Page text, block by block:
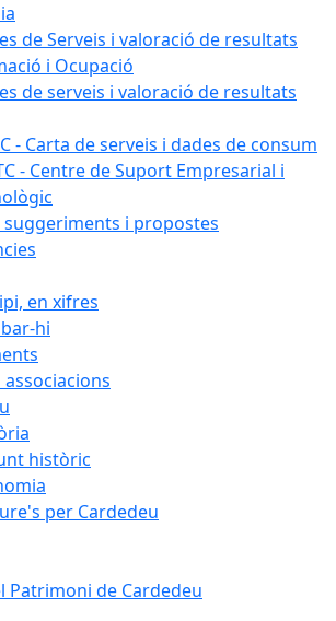
de Serveis i valoració de resultats
i Ocupació
de serveis i valoració de resultats
- Carta de serveis i dades de consum
- Centre de Suport Empresarial i
suggeriments i propostes
en xifres
hi
històric
per Cardedeu
Patrimoni de Cardedeu